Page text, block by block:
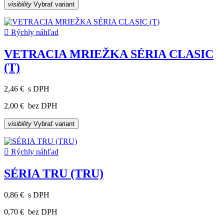
visibility Vybrať variant
 Rýchly náhľad
VETRACIA MRIEŽKA SÉRIA CLASIC
(T)
2,46 € s DPH
2,00 € bez DPH
visibility Vybrať variant
 Rýchly náhľad
SÉRIA TRU (TRU)
0,86 € s DPH
0,70 € bez DPH